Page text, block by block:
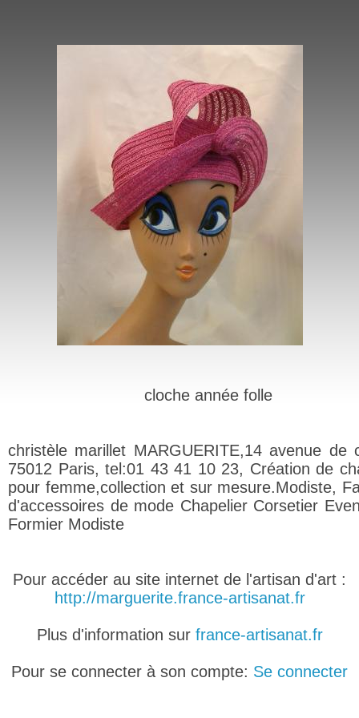
cloche année folle
christèle marillet MARGUERITE,14 avenue de
75012 Paris, tel:01 43 41 10 23, Création de
pour femme,collection et sur mesure.Modiste,
d'accessoires de mode Chapelier Corsetier
Formier Modiste
Pour accéder au site internet de l'artisan d'art :
http://marguerite.france-artisanat.fr
Plus d'information sur france-artisanat.fr
Pour se connecter à son compte: Se connecter